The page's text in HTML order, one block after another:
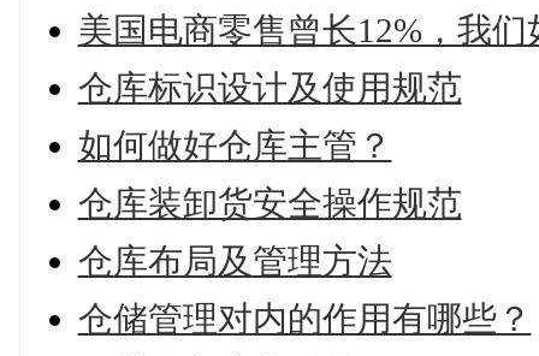
美国电商零售曾长12%，我
仓库标识设计及使用规范
如何做好仓库主管？
仓库装卸货安全操作规范
仓库布局及管理方法
仓储管理对内的作用有哪些？